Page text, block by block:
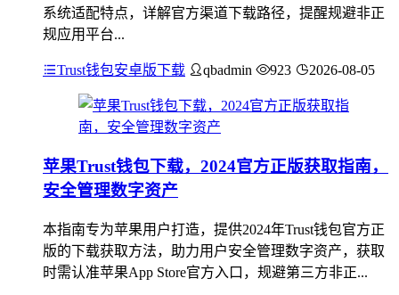
系统适配特点，详解官方渠道下载路径，提醒规避非正
规应用平台...
Trust钱包安卓版下载 qbadmin 923 2026-08-05
苹果Trust钱包下载，2024官方正版获取指南，
安全管理数字资产
本指南专为苹果用户打造，提供2024年Trust钱包官方正
版的下载获取方法，助力用户安全管理数字资产，获取
时需认准苹果App Store官方入口，规避第三方非正...